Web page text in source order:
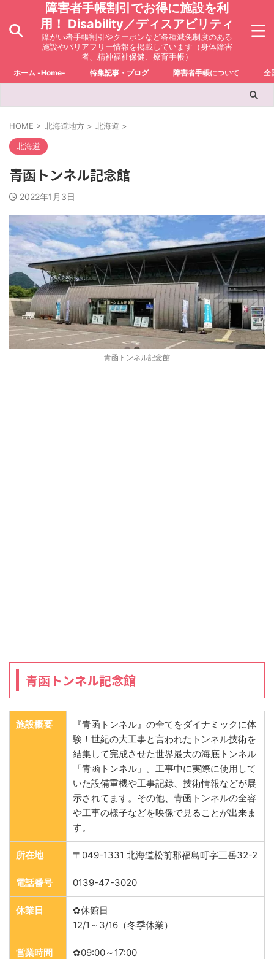
障害者手帳割引でお得に施設を利
用！ Disability／ディスアビリティ
障がい者手帳割引やクーポンなど各種減免制度のある
施設やバリアフリー情報を掲載しています（身体障害
者、精神福祉保健、療育手帳）
ホーム -Home- 特集記事・ブログ 障害者手帳について 全
HOME > 北海道地方 > 北海道 >
北海道
青函トンネル記念館
2022年1月3日
青函トンネル記念館
青函トンネル記念館
施設概要
『青函トンネル』の全てをダイナミックに体
験！世紀の大工事と言われたトンネル技術を
結集して完成させた世界最大の海底トンネル
「青函トンネル」。工事中に実際に使用して
いた設備重機や工事記録、技術情報などが展
示されてます。その他、青函トンネルの全容
や工事の様子などを映像で見ることが出来ま
す。
所在地 〒049-1331 北海道松前郡福島町字三岳32-2
電話番号 0139-47-3020
休業日
✿休館日
12/1～3/16（冬季休業）
営業時間 ✿09:00～17:00